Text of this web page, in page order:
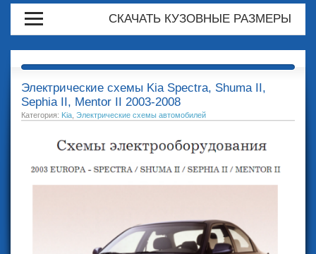
СКАЧАТЬ КУЗОВНЫЕ РАЗМЕРЫ
Электрические схемы Kia Spectra, Shuma II,
Sephia II, Mentor II 2003-2008
Категория: Kia Электрические схемы автомобилей